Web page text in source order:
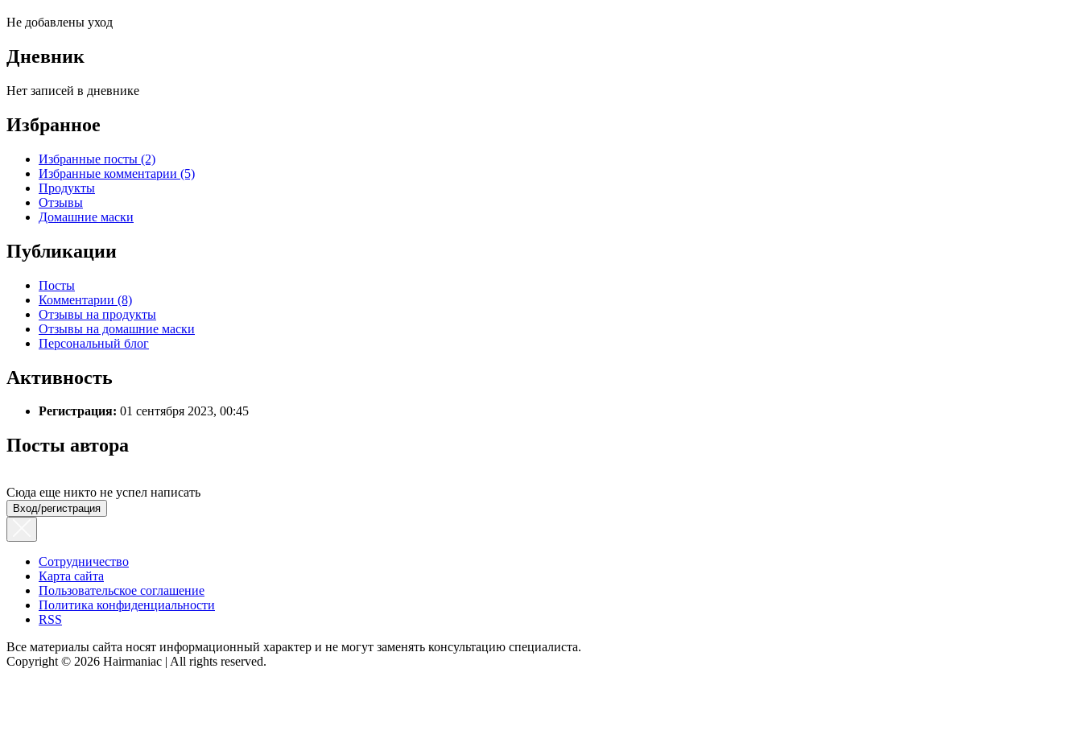
Не добавлены уход
Дневник
Нет записей в дневнике
Избранное
Избранные посты (2)
Избранные комментарии (5)
Продукты
Отзывы
Домашние маски
Публикации
Посты
Комментарии (8)
Отзывы на продукты
Отзывы на домашние маски
Персональный блог
Активность
Регистрация: 01 сентября 2023, 00:45
Посты автора
Сюда еще никто не успел написать
Вход/регистрация
Сотрудничество
Карта сайта
Пользовательское соглашение
Политика конфиденциальности
RSS
Все материалы сайта носят информационный характер и не могут заменять консультацию специалиста.
Copyright © 2026 Hairmaniac | All rights reserved.